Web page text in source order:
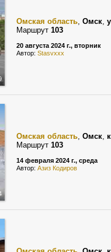
Омская область, Омск,
Маршрут 103
20 августа 2024 г., вторник
Автор: Stasvxxx
Омская область, Омск,
Маршрут 103
14 февраля 2024 г., среда
Автор: Азиз Кодиров